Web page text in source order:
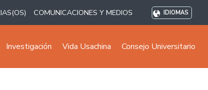
COMUNICACIONES Y MEDIOS IDIOMAS
Investigación Vida Usachina Consejo Universitario